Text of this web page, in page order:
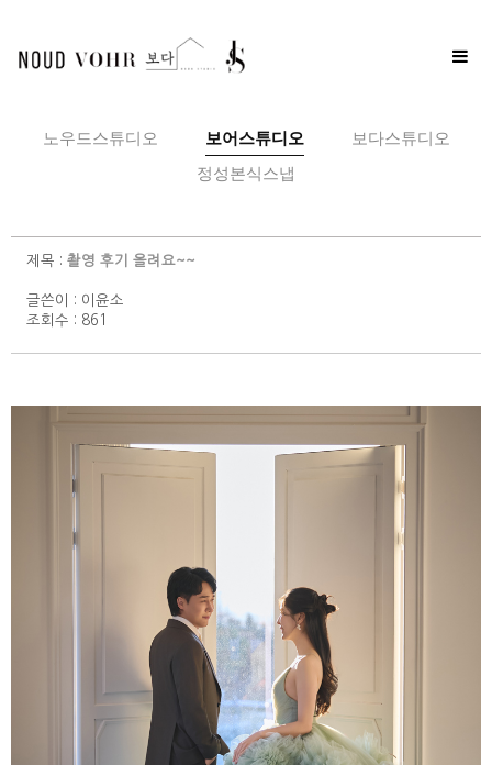
Toggle
노우드스튜디오 보어스튜디오
보다스튜디오
정성본식스냅
제목 : 촬영 후기 올려요~~
글쓴이 : 이윤소
조회수 : 861